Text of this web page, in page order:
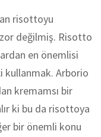
risottoyu
değilmiş. Risotto
en önemlisi
kullanmak. Arborio
kremamsı bir
ki bu da risottoya
bir önemli konu